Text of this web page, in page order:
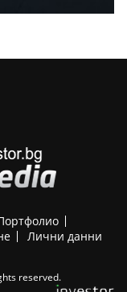
Лични данни
reserved.